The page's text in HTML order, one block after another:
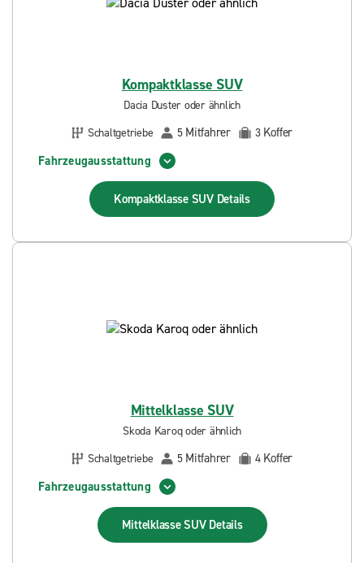
Kompaktklasse SUV
Dacia Duster oder ähnlich
Schaltgetriebe
5 Mitfahrer 3 Koffer
Fahrzeugausstattung
Kompaktklasse SUV Details
Mittelklasse SUV
Skoda Karoq oder ähnlich
Schaltgetriebe
5 Mitfahrer 4 Koffer
Fahrzeugausstattung
Mittelklasse SUV Details